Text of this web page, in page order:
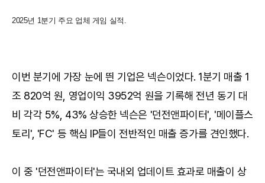
2025년 1분기 주요 업체 게임 실적.
이번 분기에 가장 눈에 띈 기업은 넥슨이었다. 1분기 매출 1
조 820억 원, 영업이익 3952억 원을 기록해 전년 동기 대
비 각각 5%, 43% 상승한 넥슨은 '던전앤파이터', '메이플스
토리', 'FC' 등 핵심 IP들이 전반적인 매출 증가를 견인했다.
이 중 '던전앤파이터'는 국내외 업데이트 효과로 매출이 상